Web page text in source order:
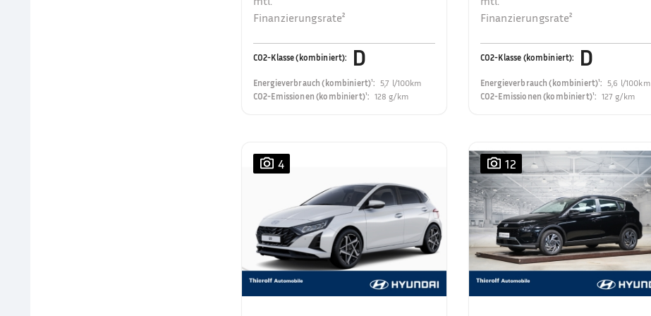
Finanzierungsrate²
CO2-Klasse (kombiniert): D
Energieverbrauch (kombiniert)¹: 5,7 l/100km
CO2-Emissionen (kombiniert)¹: 128 g/km
Finanzierungsrate²
CO2-Klasse (kombiniert): D
Energieverbrauch (kombiniert)¹: 5,6 l/100km
CO2-Emissionen (kombiniert)¹: 127 g/km
4 12